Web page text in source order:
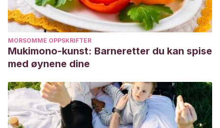
MORSOMME OPPSKRIFTER
Mukimono-kunst: Barneretter du kan spise
med øynene dine